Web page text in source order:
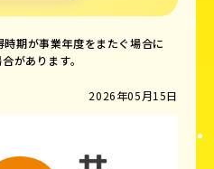
期が事業年度をまたぐ場合に
があります。
2026年05月15日